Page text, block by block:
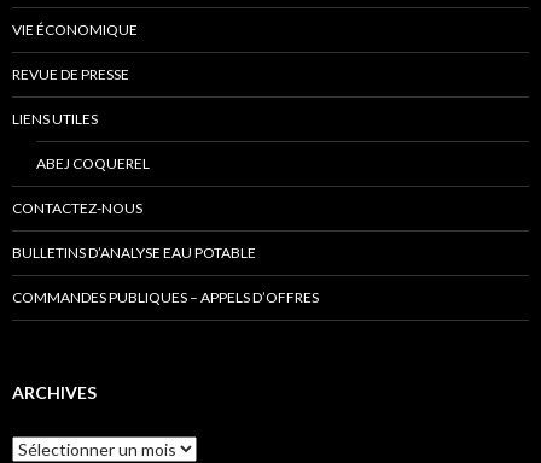
VIE ÉCONOMIQUE
REVUE DE PRESSE
LIENS UTILES
ABEJ COQUEREL
CONTACTEZ-NOUS
BULLETINS D’ANALYSE EAU POTABLE
COMMANDES PUBLIQUES – APPELS D’OFFRES
ARCHIVES
Archives